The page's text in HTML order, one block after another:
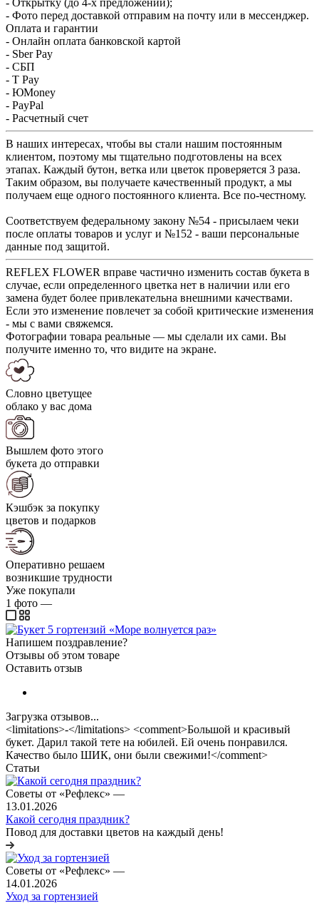
- Фото перед доставкой отправим на почту или в мессенджер.
Оплата и гарантии
- Онлайн оплата банковской картой
- Sber Pay
- СБП
- T Pay
- ЮMoney
- PayPal
- Расчетный счет
В наших интересах, чтобы вы стали нашим постоянным
клиентом, поэтому мы тщательно подготовлены на всех
этапах. Каждый бутон, ветка или цветок проверяется 3 раза.
Таким образом, вы получаете качественный продукт, а мы
получаем еще одного постоянного клиента. Все по-честному.
Соответствуем федеральному закону №54 - присылаем чеки
после оплаты товаров и услуг и №152 - ваши персональные
данные под защитой.
REFLEX FLOWER вправе частично изменить состав букета в
случае, если определенного цветка нет в наличии или его
замена будет более привлекательна внешними качествами.
Если это изменение повлечет за собой критические изменения
- мы с вами свяжемся.
Фотографии товара реальные — мы сделали их сами. Вы
получите именно то, что видите на экране.
Словно цветущее
облако у вас дома
Вышлем фото этого
букета до отправки
Кэшбэк за покупку
цветов и подарков
Оперативно решаем
возникшие трудности
Уже покупали
1 фото —
Напишем поздравление?
Отзывы об этом товаре
Оставить отзыв
Загрузка отзывов...
<limitations>-</limitations> <comment>Большой и красивый
букет. Дарил такой тете на юбилей. Ей очень понравился.
Качество было ШИК, они были свежими!</comment>
Статьи
Советы от «Рефлекс» —
13.01.2026
Какой сегодня праздник?
Повод для доставки цветов на каждый день!
Советы от «Рефлекс» —
14.01.2026
Уход за гортензией